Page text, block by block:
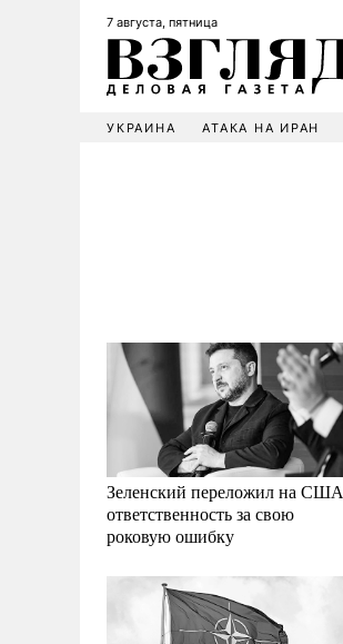
7 августа, пятница
УКРАИНА АТАКА НА ИРАН
Зеленский переложил на США
ответственность за свою
роковую ошибку